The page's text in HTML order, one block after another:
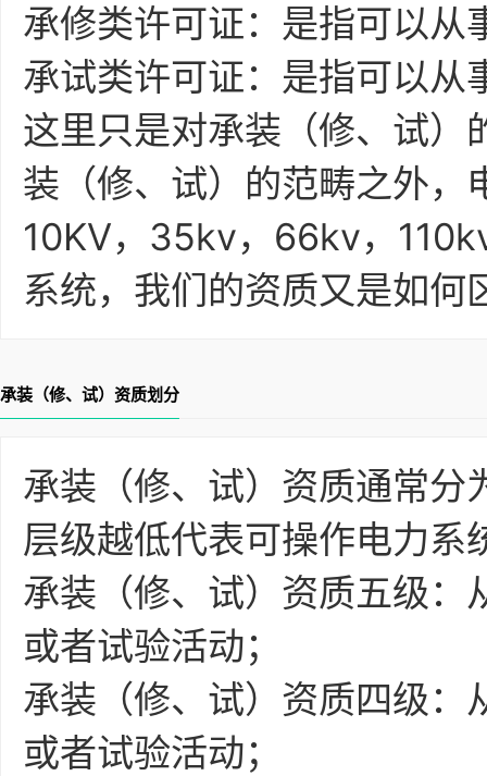
承修类许可证：是指可以从
承试类许可证：是指可以从
这里只是对承装（修、试）
装（修、试）的范畴之外，
10KV，35kv，66kv，
系统，我们的资质又是如何
承装（修、试）资质划分
承装（修、试）资质通常分
层级越低代表可操作电力系
承装（修、试）资质五级：
或者试验活动；
承装（修、试）资质四级
或者试验活动；